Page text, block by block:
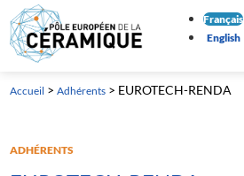
Français
English
Accueil >Adhérents > EUROTECH-RENDA
ADHÉRENTS